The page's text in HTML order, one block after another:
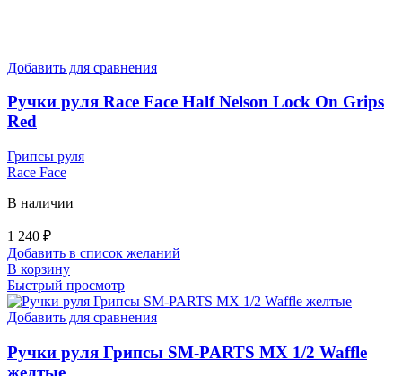
Добавить для сравнения
Ручки руля Race Face Half Nelson Lock On Grips
Red
Грипсы руля
Race Face
В наличии
1 240 ₽
Добавить в список желаний
В корзину
Быстрый просмотр
Добавить для сравнения
Ручки руля Грипсы SM-PARTS MX 1/2 Waffle
желтые